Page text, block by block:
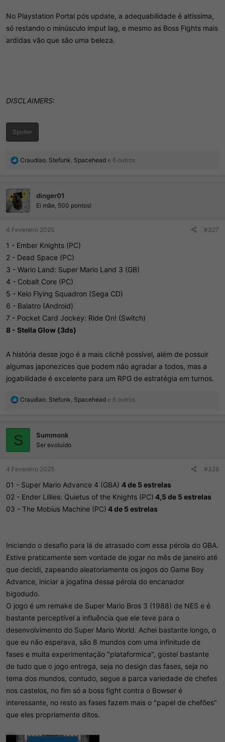
No Playstation Portal pós update, a adequabilidade é altíssima,
só restando o minúsculo imput lag, e mesmo as Boss Fights mais
ardidas vão que são uma beleza.
DISCLAIMERS:
Spoiler
R
ç
õ
e
s
Craudiao, Stefunk, Spacehead e 6 outros
dinger01
Ei mãe, 500 pontos!
4 Fevereiro 2025 #327
1 - Ember Knights (PC)
2 - Dead Space (PC)
3 - Wario Land: Super Mario Land 3 (GB)
4 - Cobalt Core (PC)
5 - Keio Flying Squadron (Sega CD)
6 - Balatro (Android)
7 - Pocket Card Jockey: Ride On! (Switch)
8 - Stella Glow (3ds)
A história desse jogo é a mais clichê possível, além de possuir
algumas japonezices que podem não agradar a todos, mas a
jogabilidade é excelente para um RPG de estratégia em turnos.
R
ç
õ
e
s
Craudiao, Stefunk, Spacehead e 6 outros
S Summonk
Ser evoluído
4 Fevereiro 2025 #328
01 - Super Mario Advance 4 (GBA) 4 de 5 estrelas
02 - Ender Lillies: Quietus of the Knights (PC) 4,5 de 5 estrelas
03 - The Mobius Machine (PC) 4 de 5 estrelas
Iniciando o desafio para lá de atrasado com essa pérola do GBA.
Estive praticamente sem vontade de jogar no mês de janeiro até
que decidi, zapeando aleatoriamente os jogos do Game Boy
Advance, iniciar a jogatina dessa pérola do encanador
bigodudo.
O jogo é um remake de Super Mario Bros 3 (1988) de NES e é
bastante perceptível a influência que ele teve para o
desenvolvimento do Super Mario World. Achei bastante longo, o
que eu não esperava, são 8 mundos com uma infinitude de
fases e muita experimentação "plataformica", gostei bastante
de tudo que o jogo entrega, seja no design das fases, seja no
tema dos mundos, contudo, segue a parca variedade de chefes
nos castelos, no fim só a boss fight contra o Bowser é
interessante, no resto as fases fazem mais o "papel de chefões"
que eles propriamente ditos.